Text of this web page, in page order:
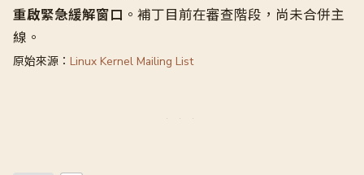
重啟緊急緩解窗口 。補丁目前在審查階段，尚未合併主
線。
原始來源： Linux Kernel Mailing List